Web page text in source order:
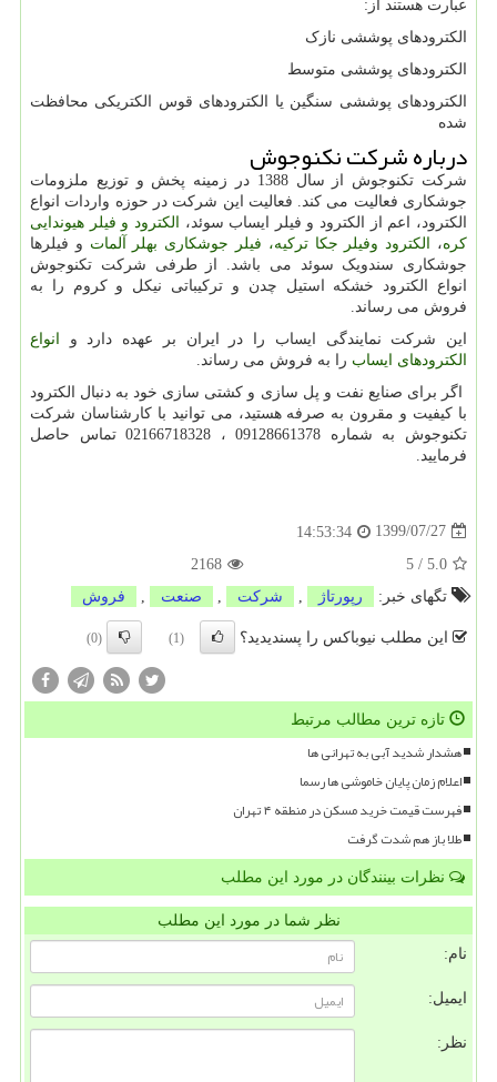
عبارت هستند از:
الکترودهای پوششی نازک
الکترودهای پوششی متوسط
الکترودهای پوششی سنگین یا الکترودهای قوس الکتریکی محافظت
شده
درباره شرکت نکنوجوش
شرکت تکنوجوش از سال 1388 در زمینه پخش و توزیع ملزومات
جوشکاری فعالیت می کند. فعالیت این شرکت در حوزه واردات انواع
الکترود، اعم از الکترود و فیلر ایساب سوئد،
الکترود و فیلر هیوندایی
کره، الکترود وفیلر جکا ترکیه، فیلر جوشکاری بهلر آلمات و فیلرها
جوشکاری سندویک سوئد می باشد. از طرفی شرکت تکنوجوش
انواع الکترود خشکه استیل چدن و ترکیباتی نیکل و کروم را به
فروش می رساند.
این شرکت نمایندگی ایساب را در ایران بر عهده دارد و
انواع
الکترودهای ایساب را به فروش می رساند.
اگر برای صنایع نفت و پل سازی و کشتی سازی خود به دنبال الکترود
با کیفیت و مقرون به صرفه هستید، می توانید با کارشناسان شرکت
تکنوجوش به شماره 09128661378 ، 02166718328 تماس حاصل
فرمایید.
1399/07/27
14:53:34
5.0
/
5
2168
تگهای خبر:
رپورتاژ , شركت , صنعت , فروش
این مطلب نیوباکس را پسندیدید؟ (1)
(0)
تازه ترین مطالب مرتبط
هشدار شدید آبی به تهرانی ها
اعلام زمان پایان خاموشی ها رسما
فهرست قیمت خرید مسکن در منطقه ۴ تهران
طلا باز هم شدت گرفت
نظرات بینندگان در مورد این مطلب
نظر شما در مورد این مطلب
نام:
ایمیل:
نظر: